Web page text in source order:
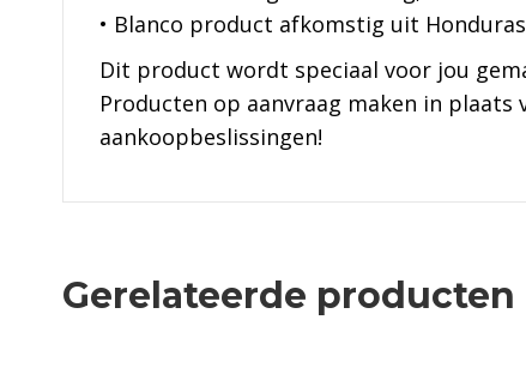
• Blanco product afkomstig uit
Dit product wordt speciaal voor jou
Producten op aanvraag maken in
aankoopbeslissingen!
Gerelateerde producten